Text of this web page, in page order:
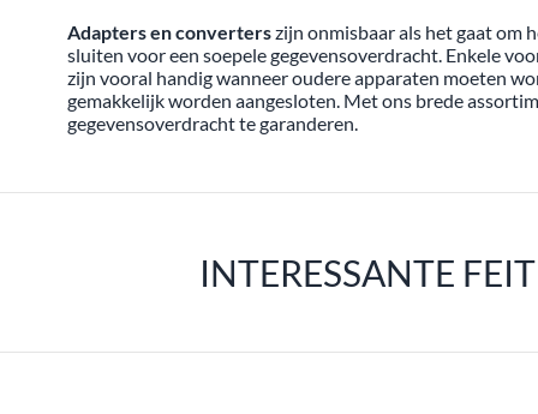
Adapters en converterszijn onmisbaar als het gaat om
sluiten voor een soepele gegevensoverdracht. Enkele
zijn vooral handig wanneer oudere apparaten moeten
gemakkelijk worden aangesloten. Met ons brede
gegevensoverdracht te garanderen.
INTERESSANTE